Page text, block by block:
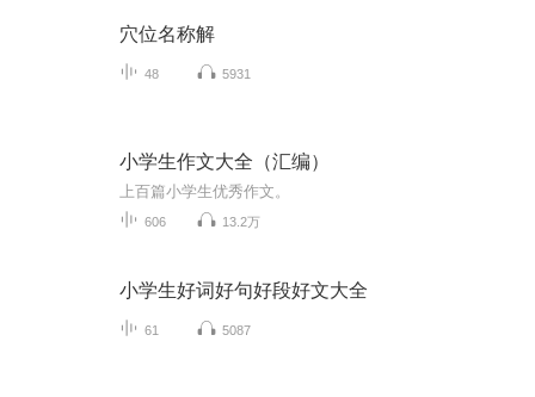
穴位名称解
48 5931
小学生作文大全（汇编）
上百篇小学生优秀作文。
606 13.2万
小学生好词好句好段好文大全
61 5087